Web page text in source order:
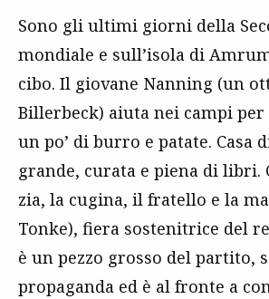
Sono gli ultimi giorni della
mondiale e sull’isola di
cibo. Il giovane Nanning (un
Billerbeck) aiuta nei campi per
un po’ di burro e patate. Casa
grande, curata e piena di libri.
zia, la cugina, il fratello e la
Tonke), fiera sostenitrice del
è un pezzo grosso del partito,
propaganda ed è al fronte a